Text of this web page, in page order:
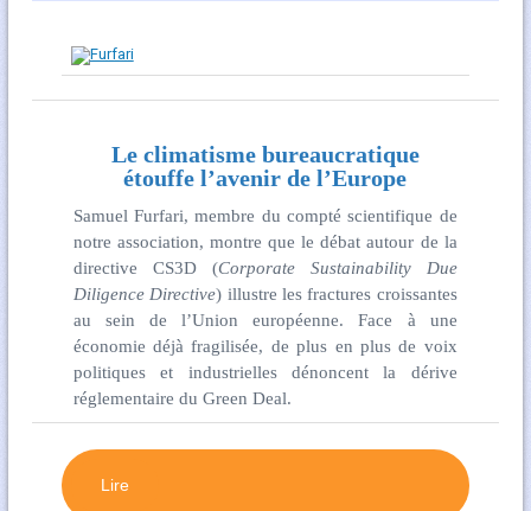
Le climatisme bureaucratique
étouffe l’avenir de l’Europe
Samuel Furfari, membre du compté scientifique de
notre association, montre que le débat autour de la
directive CS3D (Corporate Sustainability Due
Diligence Directive) illustre les fractures croissantes
au sein de l’Union européenne. Face à une
économie déjà fragilisée, de plus en plus de voix
politiques et industrielles dénoncent la dérive
réglementaire du Green Deal.
Lire